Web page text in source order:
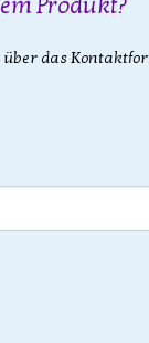
das